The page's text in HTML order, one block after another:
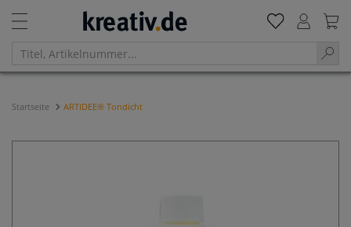
Startseite ARTIDEE® Tondicht